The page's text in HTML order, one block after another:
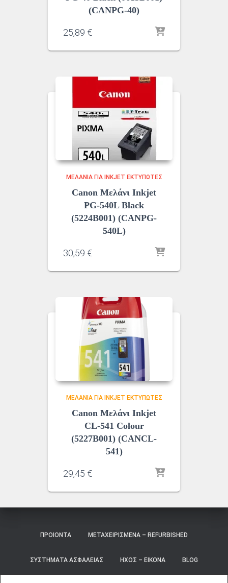
(CANPG-40)
25,89 €
ΜΕΛΆΝΙΑ ΓΙΑ INKJET ΕΚΤΥΠΩΤΈΣ
Canon Μελάνι Inkjet
PG-540L Black
(5224B001) (CANPG-
540L)
30,59 €
ΜΕΛΆΝΙΑ ΓΙΑ INKJET ΕΚΤΥΠΩΤΈΣ
Canon Μελάνι Inkjet
CL-541 Colour
(5227B001) (CANCL-
541)
29,45 €
ΠΡΟΙΌΝΤΑ ΜΕΤΑΧΕΙΡΙΣΜΈΝΑ – REFURBISHED
ΣΥΣΤΉΜΑΤΑ ΑΣΦΑΛΕΊΑΣ ΉΧΟΣ – ΕΙΚΌΝΑ BLOG